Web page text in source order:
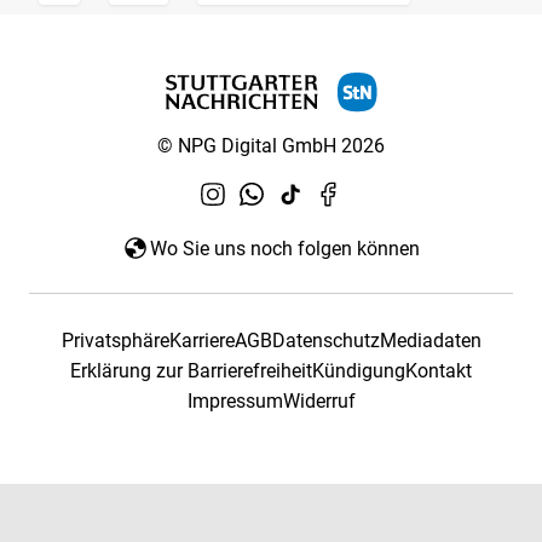
© NPG Digital GmbH 2026
Wo Sie uns noch folgen können
PrivatsphäreKarriereAGBDatenschutzMediadaten
Erklärung zur BarrierefreiheitKündigungKontakt
ImpressumWiderruf